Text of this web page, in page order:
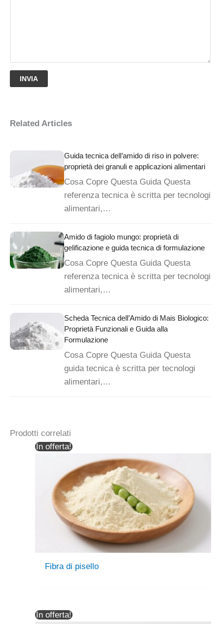
INVIA
Related Articles
Guida tecnica dell’amido di riso in polvere:
proprietà dei granuli e applicazioni alimentari
Cosa Copre Questa Guida Questa
referenza tecnica è scritta per tecnologi
alimentari,…
Amido di fagiolo mungo: proprietà di
gelificazione e guida tecnica di formulazione
Cosa Copre Questa Guida Questa
referenza tecnica è scritta per tecnologi
alimentari,…
Scheda Tecnica dell’Amido di Mais Biologico:
Proprietà Funzionali e Guida alla
Formulazione
Cosa Copre Questa Guida Questa
guida tecnica è scritta per tecnologi
alimentari,…
Prodotti correlati
In offerta!
Fibra di pisello
In offerta!